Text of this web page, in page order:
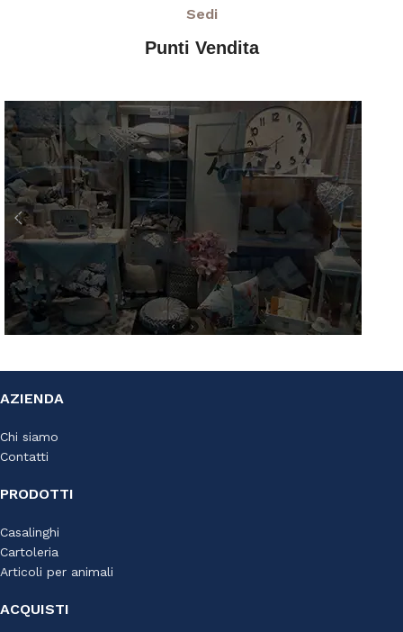
Sedi
Punti Vendita
Via S. Francesco D'Assisi, 10
Lun-Sab: 09.00-19.30
AZIENDA
Chi siamo
Contatti
PRODOTTI
Casalinghi
Cartoleria
Articoli per animali
ACQUISTI